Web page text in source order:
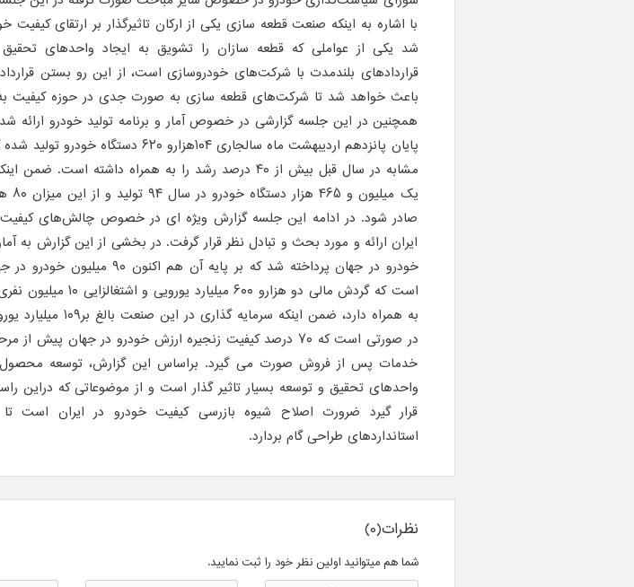
با اشاره به اینکه صنعت قطعه سازی یکی از ارکان تاثیرگذار بر ارتقای کیفیت
شد یکی از عواملی که قطعه سازان را تشویق به ایجاد واحدهای
باعث خواهد شد تا شرکت‌های قطعه سازی به صورت جدی در حوزه کیفیت به
همچنین در این جلسه گزارشی در خصوص آمار و برنامه تولید خودرو ارائه
پایان پانزدهم اردیبهشت ماه سالجاری ۱۰۴هزارو ۶۲۰
مشابه در سال قبل بیش از ۴۰ درصد رشد را به همراه داشته
یک
صادر شود. در ادامه این جلسه گزارش ویژه ای در خصوص چالش‌های
ایران ارائه و مورد بحث و تبادل نظر قرار گرفت. در بخشی از این گزارش به
خودرو در جهان پرداخته شد که بر پایه آن هم
است که گردش مالی دو هزارو ۶۰۰
به همراه دارد، ضمن اینکه
در صورتی است که ۷۰ درصد کیفیت زنجیره ارزش خودرو در جهان پیش
خدمات پس از فروش صورت می گیرد. براساس این گزارش، توسعه
واحدهای تحقیق و توسعه بسیار تاثیر گذار است و از موضوعاتی که دراین
قرار گیرد ضرورت اصلاح شیوه بازرسی کیفیت خودرو در ایران است
استانداردهای طراحی گام بردارد.
نظرات(0)
شما هم میتوانید اولین نظر خود را ثبت نمایید.